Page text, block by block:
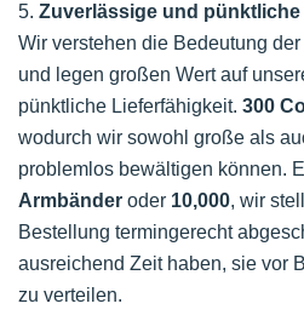
5. Zuverlässige und
Wir verstehen die Bedeutung
und legen großen Wert auf
pünktliche Lieferfähigkeit. 300
wodurch wir sowohl große als
problemlos bewältigen können.
Armbänder oder 10,000, wir
Bestellung termingerecht
ausreichend Zeit haben, sie vor
zu verteilen.